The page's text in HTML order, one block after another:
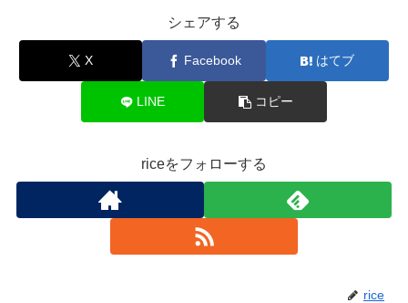
シェアする
X Facebook はてブ
LINE コピー
riceをフォローする
rice